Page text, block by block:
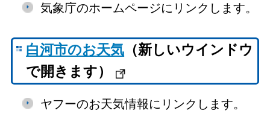
気象庁のホームページにリンクします。
白河市のお天気 （新しいウインドウ
で開きます）
ヤフーのお天気情報にリンクします。